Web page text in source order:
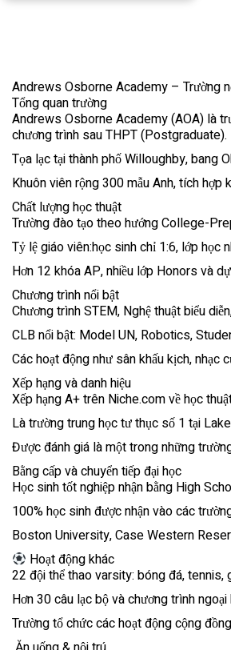
Andrews Osborne Academy – Trường
Tổng quan trường
Andrews Osborne Academy (AOA) là
chương trình sau THPT (Postgraduate).
Tọa lạc tại thành phố Willoughby, bang
Khuôn viên rộng 300 mẫu Anh, tích hợp
Chất lượng học thuật
Trường đào tạo theo hướng College-
Tỷ lệ giáo viên:học sinh chỉ 1:6, lớp học
Hơn 12 khóa AP, nhiều lớp Honors và
Chương trình nổi bật
Chương trình STEM, Nghệ thuật biểu
CLB nổi bật: Model UN, Robotics,
Các hoạt động như sân khấu kịch, nhạc
Xếp hạng và danh hiệu
Xếp hạng A+ trên Niche.com về học
Là trường trung học tư thục số 1 tại
Được đánh giá là một trong những
Bằng cấp và chuyển tiếp đại học
Học sinh tốt nghiệp nhận bằng High
100% học sinh được nhận vào các
Boston University, Case Western
Hoạt động khác
22 đội thể thao varsity: bóng đá, tennis,
Hơn 30 câu lạc bộ và chương trình ngoại
Trường tổ chức các hoạt động cộng